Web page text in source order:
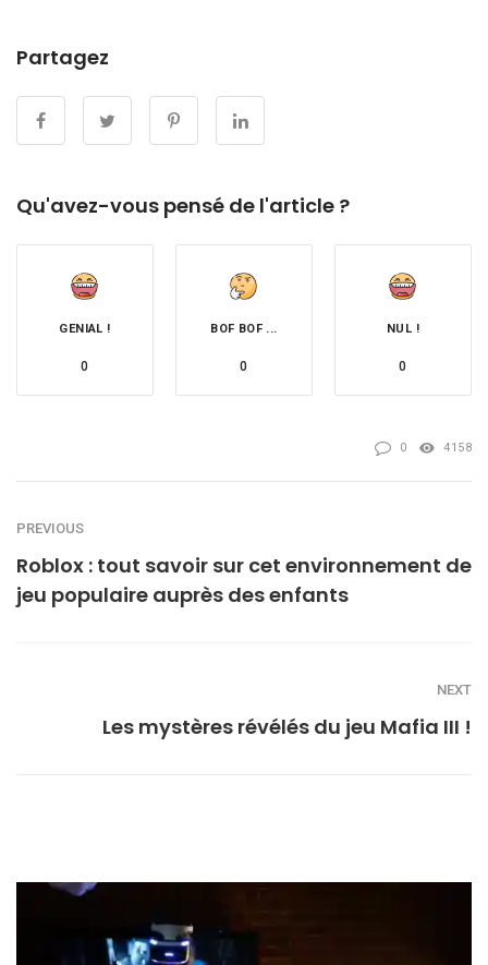
Partagez
Qu'avez-vous pensé de l'article ?
GENIAL !
0
BOF BOF ...
0
NUL !
0
0 4158
PREVIOUS
Roblox : tout savoir sur cet environnement de
jeu populaire auprès des enfants
NEXT
Les mystères révélés du jeu Mafia III !